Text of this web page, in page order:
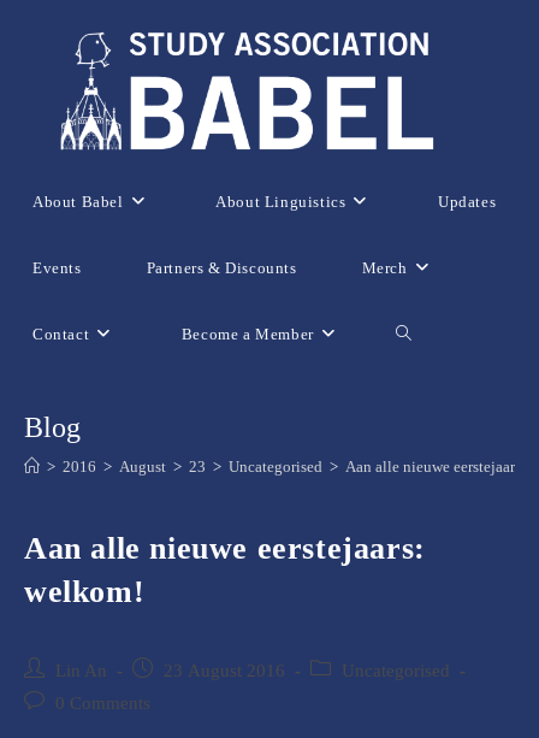
About Babel About Linguistics Updates
Events Partners & Discounts Merch
Contact Become a Member Toggle
search
Blog
> 2016 > August > 23 > Uncategorised > Aan alle nieuwe eerstejaars:
Aan alle nieuwe eerstejaars:
welkom!
Post
author:
Lin An
Post
23 August 2016
Post
Uncategorised
Post
0 Comments